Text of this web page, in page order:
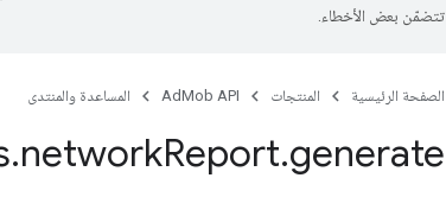
تتضمّن بعض الأخطاء.
الصفحة الرئيسية المنتجات AdMob API المساعدة والمنتدى
.networkReport.generate